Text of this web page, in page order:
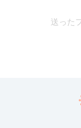
送った